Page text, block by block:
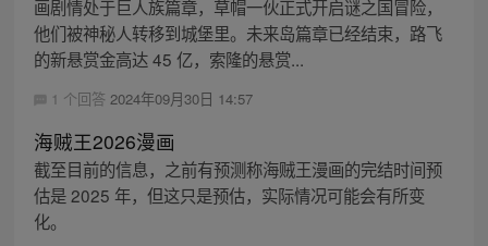
画剧情处于巨人族篇章，草帽一伙正式开启谜之国冒险，
他们被神秘人转移到城堡里。未来岛篇章已经结束，路飞
的新悬赏金高达 45 亿，索隆的悬赏...
1 个回答 2024年09月30日 14:57
海贼王2026漫画
截至目前的信息，之前有预测称海贼王漫画的完结时间预
估是 2025 年，但这只是预估，实际情况可能会有所变
化。